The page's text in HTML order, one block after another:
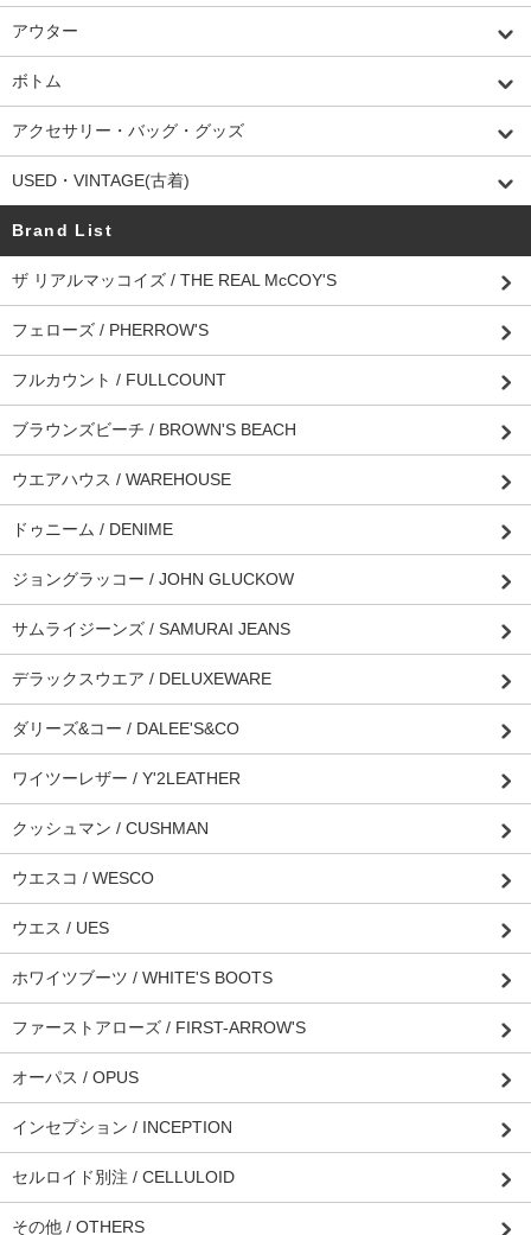
アウター
ボトム
アクセサリー・バッグ・グッズ
USED・VINTAGE(古着)
Brand List
ザ リアルマッコイズ / THE REAL McCOY'S
フェローズ / PHERROW'S
フルカウント / FULLCOUNT
ブラウンズビーチ / BROWN'S BEACH
ウエアハウス / WAREHOUSE
ドゥニーム / DENIME
ジョングラッコー / JOHN GLUCKOW
サムライジーンズ / SAMURAI JEANS
デラックスウエア / DELUXEWARE
ダリーズ&コー / DALEE'S&CO
ワイツーレザー / Y'2LEATHER
クッシュマン / CUSHMAN
ウエスコ / WESCO
ウエス / UES
ホワイツブーツ / WHITE'S BOOTS
ファーストアローズ / FIRST-ARROW'S
オーパス / OPUS
インセプション / INCEPTION
セルロイド別注 / CELLULOID
その他 / OTHERS